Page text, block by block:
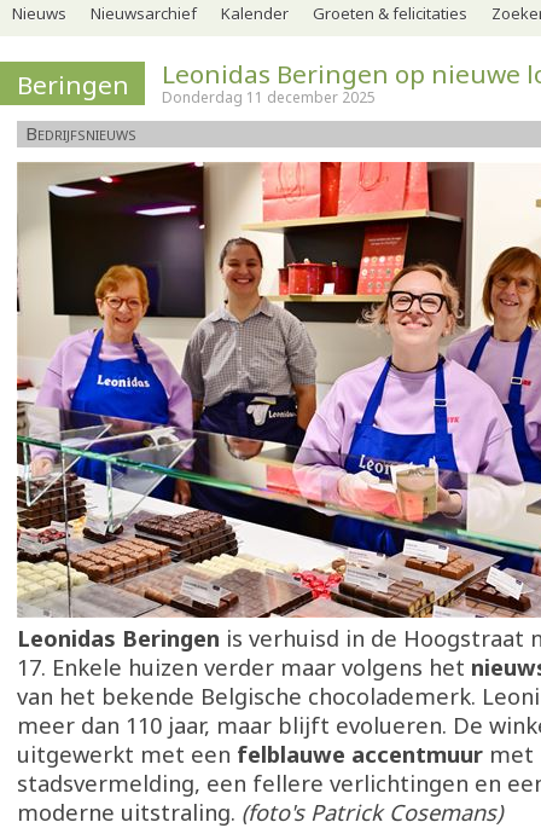
Nieuws Nieuwsarchief Kalender Groeten & felicitaties
Beringen Leonidas Beringen op nieuwe
Donderdag 11 december 2025
Bedrijfsnieuws
Leonidas Beringen is verhuisd in de Hoogstraat
17. Enkele huizen verder maar volgens het
van het bekende Belgische chocolademerk.
meer dan 110 jaar, maar blijft evolueren. De
uitgewerkt met een felblauwe accentmuur met
stadsvermelding, een fellere verlichtingen en
moderne uitstraling. (foto's Patrick Cosemans)